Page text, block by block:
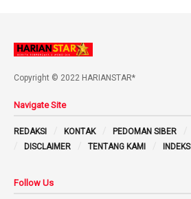
Copyright © 2022 HARIANSTAR*
Navigate Site
REDAKSI KONTAK PEDOMAN SIBER
DISCLAIMER
TENTANG KAMI INDEKS
Follow Us